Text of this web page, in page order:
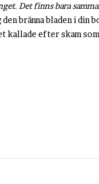
Det finns bara
den bränna bladen i
kallade efter skam